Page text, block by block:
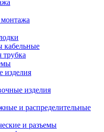
кабельные
трубка
изделия
изделия
и распределительные
и разъемы